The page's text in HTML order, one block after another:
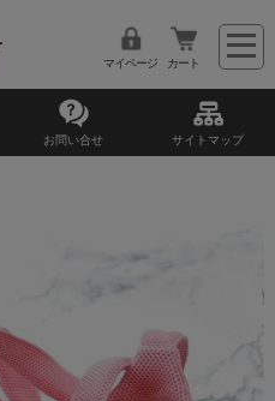
マイページ カート
お問い合せ サイトマップ